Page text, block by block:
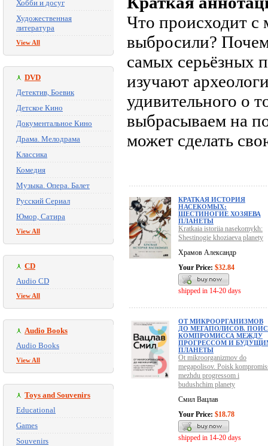
Хобби и досуг
Художественная
литература
View All
DVD
Детектив, Боевик
Детское Кино
Документальное Кино
Драма. Мелодрама
Классика
Комедия
Музыка. Опера. Балет
Русский Сериал
Юмор, Сатира
View All
CD
Audio CD
View All
Audio Books
Audio Books
View All
Toys and Souvenirs
Educational
Games
Souvenirs
Что происходит с
выбросили?
самых серьёзных
изучают
удивительного о
выбрасываем на
может сделать
КРАТКАЯ ИСТОРИЯ
НАСЕКОМЫХ:
ШЕСТИНОГИЕ ХОЗЯЕВА
ПЛАНЕТЫ
Kratkaia istoriia nasekomykh:
Shestinogie khoziaeva planety
Храмов Александр
Your Price: $32.84
shipped in 14-20 days
ОТ МИКРООРГАНИЗМОВ
ДО МЕГАПОЛИСОВ.
КОМПРОМИССА МЕЖДУ
ПРОГРЕССОМ И
ПЛАНЕТЫ
Ot mikroorganizmov do
megapolisov. Poisk
mezhdu progressom i
budushchim planety
Смил Вацлав
Your Price: $18.78
shipped in 14-20 days